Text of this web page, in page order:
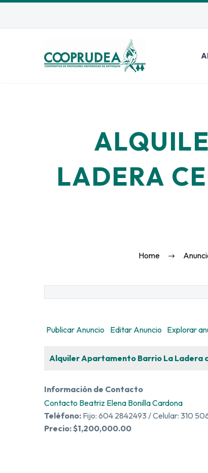
LADERA
Home
Publicar Anuncio Editar Anuncio Explorar
Alquiler Apartamento Barrio La Ladera
Información de Contacto
Contacto Beatriz Elena Bonilla Cardona
Teléfono: Fijo: 604 2842493 / Celular: 310
Precio:$1,200,000.00